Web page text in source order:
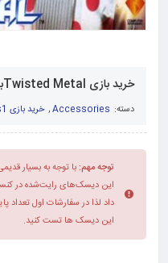
خرید بازی Twisted Metalبرای ps1
دسته: Accessories
, خرید بازی ps1
توجه مهم:
داد لذا در سفارشات اول تعداد
این دیسک ها تست کنید.